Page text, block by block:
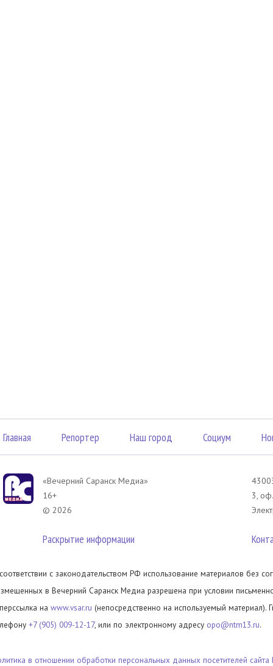
Главная Репортер Наш город Социум
«Вечерний Саранск Mедиа»
16+
© 2026
Раскрытие информации
3,
с законодательством РФ использование материалов без
в Вечерний Саранск Медиа разрешена при условии
на www.vsar.ru (непосредственно на используемый материал).
+7 (905) 009-12-17, или по электронному адресу opo@ntm13.ru.
в отношении обработки персональных данных посетителей